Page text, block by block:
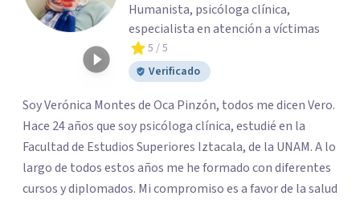
Humanista, psicóloga clínica,
especialista en atención a víctimas
5 / 5
Verificado
Soy Verónica Montes de Oca Pinzón, todos me dicen Vero.
Hace 24 años que soy psicóloga clínica, estudié en la
Facultad de Estudios Superiores Iztacala, de la UNAM. A lo
largo de todos estos años me he formado con diferentes
cursos y diplomados. Mi compromiso es a favor de la salud